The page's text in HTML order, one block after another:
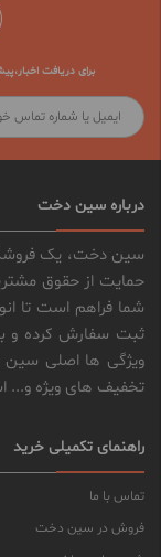
برای دریافت
درباره سین دخت
سین دخت، یک
حمایت از حقوق
شما فراهم است تا
ثبت سفارش کرده و
ویژگی ها اصلی سین
تخفیف های ویژه و...
راهنمای تکمیلی خرید
تماس با ما
فروش در سین دخت